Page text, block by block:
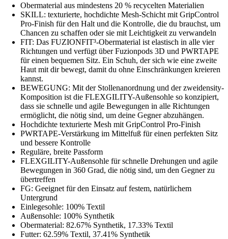
Obermaterial aus mindestens 20 % recycelten Materialien
SKILL: texturierte, hochdichte Mesh-Schicht mit GripControl
Pro-Finish für den Halt und die Kontrolle, die du brauchst, um
Chancen zu schaffen oder sie mit Leichtigkeit zu verwandeln
FIT: Das FUZIONFIT³-Obermaterial ist elastisch in alle vier
Richtungen und verfügt über Fuzionpods 3D und PWRTAPE
für einen bequemen Sitz. Ein Schuh, der sich wie eine zweite
Haut mit dir bewegt, damit du ohne Einschränkungen kreieren
kannst.
BEWEGUNG: Mit der Stollenanordnung und der zweidensity-
Komposition ist die FLEXGILITY-Außensohle so konzipiert,
dass sie schnelle und agile Bewegungen in alle Richtungen
ermöglicht, die nötig sind, um deine Gegner abzuhängen.
Hochdichte texturierte Mesh mit GripControl Pro-Finish
PWRTAPE-Verstärkung im Mittelfuß für einen perfekten Sitz
und bessere Kontrolle
Reguläre, breite Passform
FLEXGILITY-Außensohle für schnelle Drehungen und agile
Bewegungen in 360 Grad, die nötig sind, um den Gegner zu
übertreffen
FG: Geeignet für den Einsatz auf festem, natürlichem
Untergrund
Einlegesohle: 100% Textil
Außensohle: 100% Synthetik
Obermaterial: 82.67% Synthetik, 17.33% Textil
Futter: 62.59% Textil, 37.41% Synthetik